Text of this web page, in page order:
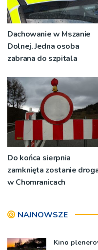
Dachowanie w Mszanie
Dolnej. Jedna osoba
zabrana do szpitala
Do końca sierpnia
zamknięta zostanie
w Chomranicach
NAJNOWSZE
Kino